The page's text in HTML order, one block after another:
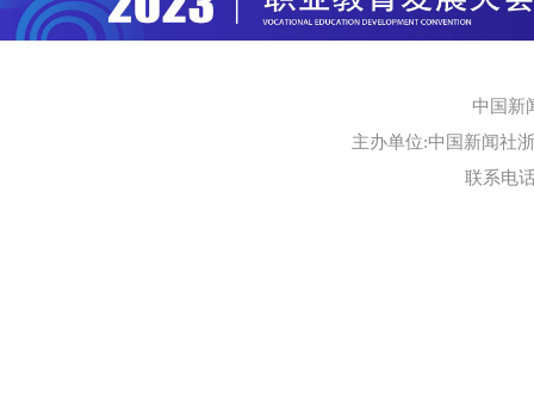
中国新
主办单位:中国新闻社
联系电